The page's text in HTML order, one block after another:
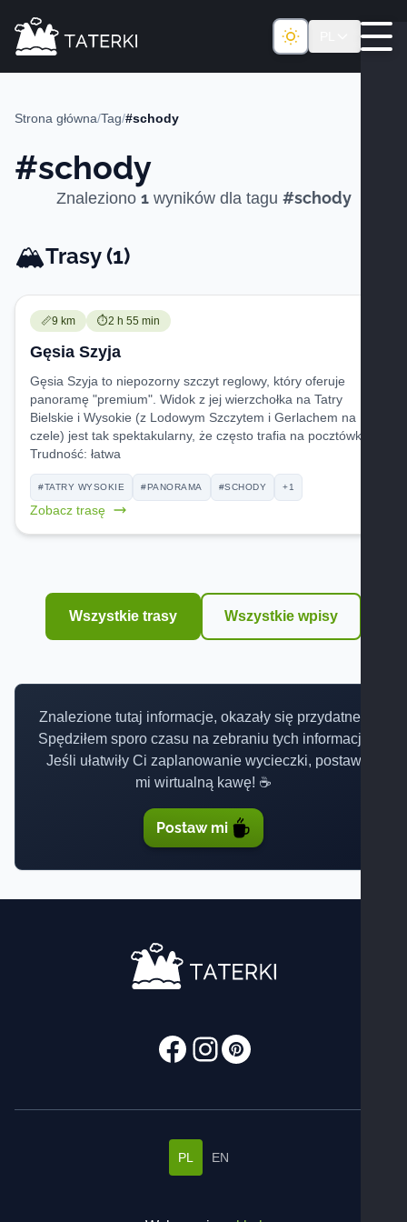
Strona główna/Tag/#schody
#schody
Znaleziono 1wyników dla tagu #schody
🏔️Trasy -
Trasy (1)
📏Trudność:
9 km ⏱️Czas przejścia:
2 h 55 min
Gęsia Szyja
Gęsia Szyja to niepozorny szczyt reglowy, który oferuje
panoramę "premium". Widok z jej wierzchołka na Tatry
Bielskie i Wysokie (z Lodowym Szczytem i Gerlachem na
czele) jest tak spektakularny, że często trafia na pocztówki.
Trudność: łatwa
#TATRY WYSOKIE #PANORAMA #SCHODY +1
Zobacz trasę
Wszystkie trasy Wszystkie wpisy
Znalezione tutaj informacje, okazały się przydatne?
Spędziłem sporo czasu na zebraniu tych informacji.
Jeśli ułatwiły Ci zaplanowanie wycieczki, postaw
mi wirtualną kawę! ☕
Postaw mi
PL EN